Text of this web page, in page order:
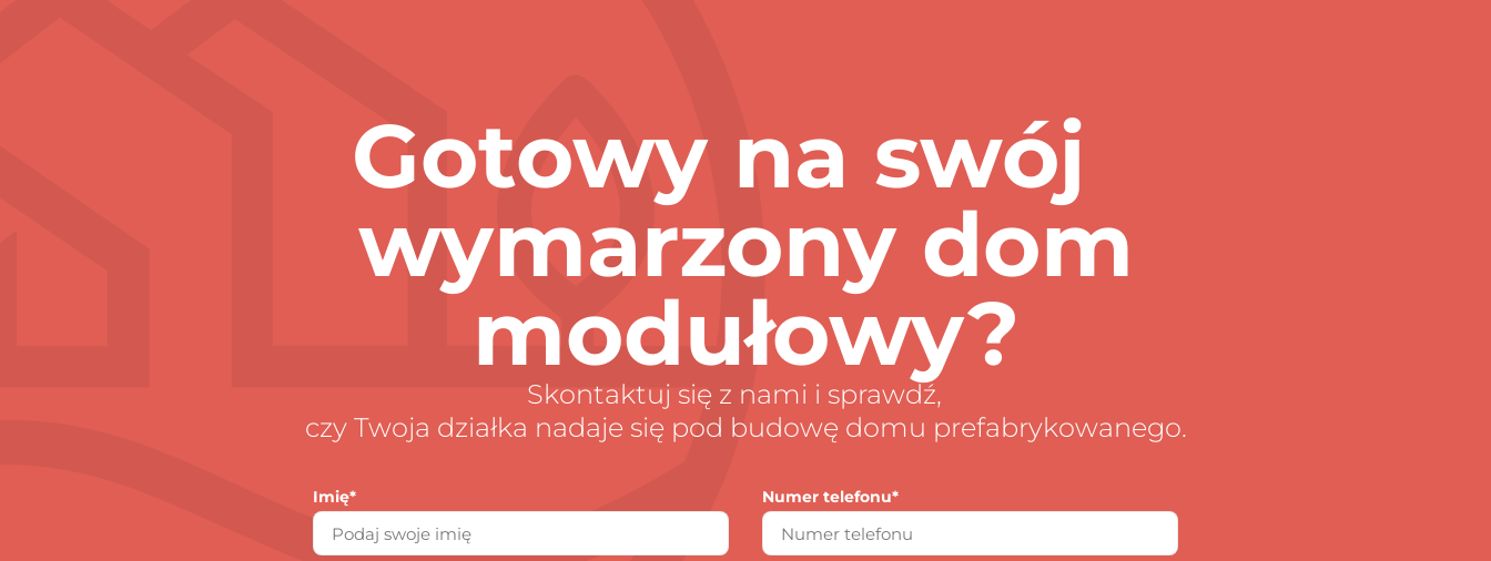
Gotowy na swój
wymarzony dom
modułowy?
Skontaktuj się z nami i sprawdź,
czy Twoja działka nadaje się pod budowę domu prefabrykowanego.
Imię* Numer telefonu*